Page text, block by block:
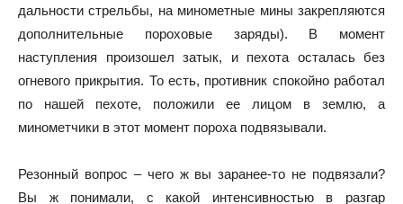
дальности стрельбы, на минометные мины закрепляются
дополнительные пороховые заряды). В момент
наступления произошел затык, и пехота осталась без
огневого прикрытия. То есть, противник спокойно работал
по нашей пехоте, положили ее лицом в землю, а
минометчики в этот момент пороха подвязывали.
Резонный вопрос – чего ж вы заранее-то не подвязали?
Вы ж понимали, с какой интенсивностью в разгар